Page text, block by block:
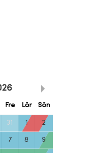
Fre Lör Sön
31 1 2
7 8 9